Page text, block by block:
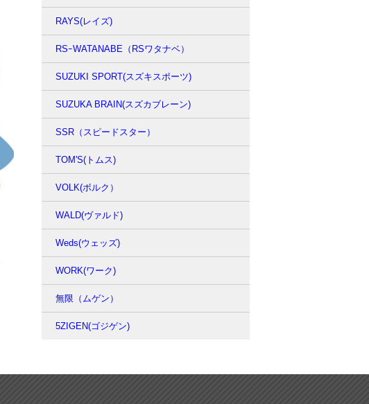
RAYS(レイズ)
RSｰWATANABE（RSワタナベ）
SUZUKI SPORT(スズキスポーツ)
SUZUKA BRAIN(スズカブレーン)
SSR（スピードスター）
TOM'S(トムス)
VOLK(ボルク）
WALD(ヴァルド)
Weds(ウェッズ)
WORK(ワーク)
無限（ムゲン）
5ZIGEN(ゴジゲン)